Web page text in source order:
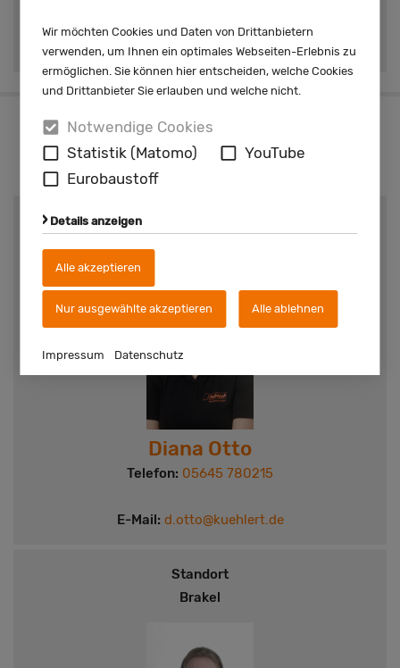
Wir möchten Cookies und Daten von Drittanbietern
verwenden, um Ihnen ein optimales Webseiten-Erlebnis zu
ermöglichen. Sie können hier entscheiden, welche Cookies
und Drittanbieter Sie erlauben und welche nicht.
Notwendige Cookies
Statistik (Matomo)
YouTube
Eurobaustoff
Details anzeigen
Alle akzeptieren
Nur ausgewählte akzeptieren Alle ablehnen
Impressum Datenschutz
E-Mail: m.denecke@kuehlert.de
Oder vereinbaren Sie direkt
einen Termin!
Diana Otto
Telefon: 05645 780215
E-Mail: d.otto@kuehlert.de
Standort
Brakel